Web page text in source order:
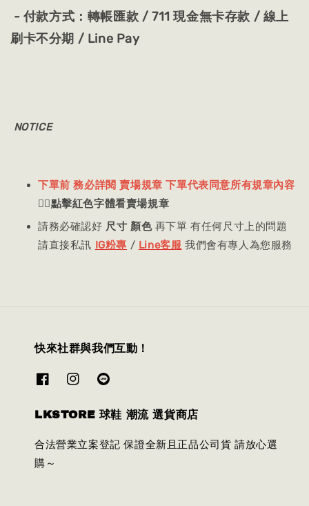
- 付款方式：轉帳匯款 / 711 現金無卡存款 / 線上
刷卡不分期 / Line Pay
NOTICE
下單前 務必詳閱 賣場規章 下單代表同意所有規章內容
👈🏻點擊紅色字體看賣場規章
請務必確認好 尺寸 顏色再下單 有任何尺寸上的問題
請直接私訊 IG粉專 / Line客服 我們會有專人為您服務
快來社群與我們互動！
LKSTORE 球鞋 潮流 選貨商店
合法營業立案登記 保證全新且正品公司貨 請放心選
購～